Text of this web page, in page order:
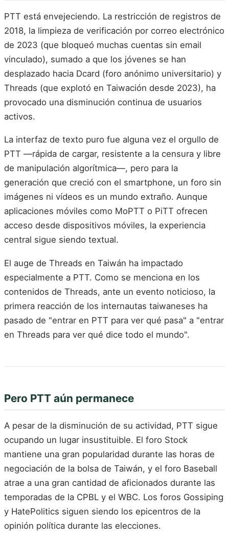
PTT está envejeciendo. La restricción de registros de
2018, la limpieza de verificación por correo electrónico
de 2023 (que bloqueó muchas cuentas sin email
vinculado), sumado a que los jóvenes se han
desplazado hacia Dcard (foro anónimo universitario) y
Threads (que explotó en Taiwación desde 2023), ha
provocado una disminución continua de usuarios
activos.
La interfaz de texto puro fue alguna vez el orgullo de
PTT —rápida de cargar, resistente a la censura y libre
de manipulación algorítmica—, pero para la
generación que creció con el smartphone, un foro sin
imágenes ni vídeos es un mundo extraño. Aunque
aplicaciones móviles como MoPTT o PiTT ofrecen
acceso desde dispositivos móviles, la experiencia
central sigue siendo textual.
El auge de Threads en Taiwán ha impactado
especialmente a PTT. Como se menciona en los
contenidos de Threads, ante un evento noticioso, la
primera reacción de los internautas taiwaneses ha
pasado de "entrar en PTT para ver qué pasa" a "entrar
en Threads para ver qué dice todo el mundo".
Pero PTT aún permanece
A pesar de la disminución de su actividad, PTT sigue
ocupando un lugar insustituible. El foro Stock
mantiene una gran popularidad durante las horas de
negociación de la bolsa de Taiwán, y el foro Baseball
atrae a una gran cantidad de aficionados durante las
temporadas de la CPBL y el WBC. Los foros Gossiping
y HatePolitics siguen siendo los epicentros de la
opinión política durante las elecciones.